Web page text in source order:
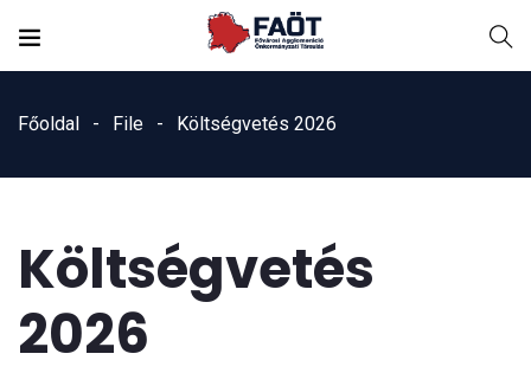
Főoldal File Költségvetés 2026
Költségvetés
2026